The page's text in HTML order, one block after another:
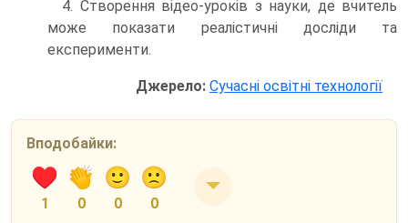
4. Створення відео-уроків з науки, де вчитель
може показати реалістичні досліди та
експерименти.
Джерело: Сучасні освітні технології
Вподобайки:
1 0 0 0